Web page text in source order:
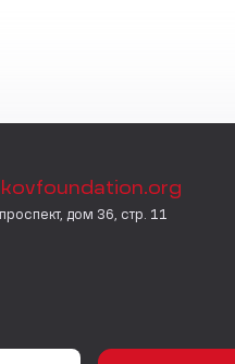
дом 36, стр. 11